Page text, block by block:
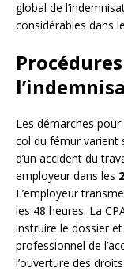
global de
considérables dans
Les démarches pour
col du fémur varient
d’un accident du
employeur dans les
L’employeur
les 48 heures. La
instruire le dossier
professionnel de
l’ouverture des